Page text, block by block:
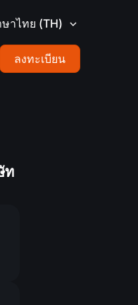
าไทย (TH)
ลงทะเบียน
ท